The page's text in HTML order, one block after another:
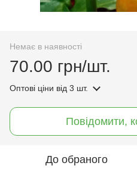
Немає в наявності
70.00 грн/шт.
Оптові ціни від 3 шт.
Повідомити,
До обраного